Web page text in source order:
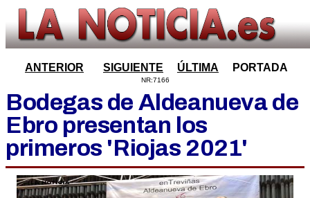
ANTERIOR SIGUIENTE ÚLTIMA PORTADA
NR:7166
Bodegas de Aldeanueva de
Ebro presentan los
primeros 'Riojas 2021'